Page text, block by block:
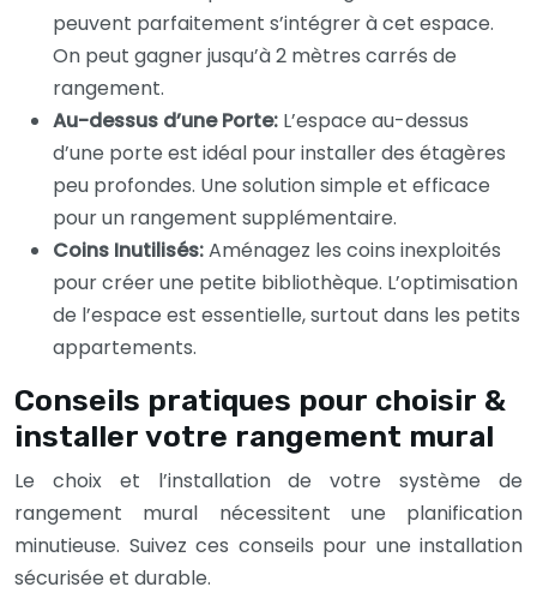
peuvent parfaitement s’intégrer à cet espace.
On peut gagner jusqu’à 2 mètres carrés de
rangement.
Au-dessus d’une Porte: L’espace au-dessus
d’une porte est idéal pour installer des étagères
peu profondes. Une solution simple et efficace
pour un rangement supplémentaire.
Coins Inutilisés:Aménagez les coins inexploités
pour créer une petite bibliothèque. L’optimisation
de l’espace est essentielle, surtout dans les petits
appartements.
Conseils pratiques pour choisir &
installer votre rangement mural
Le choix et l’installation de votre système de
rangement mural nécessitent une planification
minutieuse. Suivez ces conseils pour une installation
sécurisée et durable.